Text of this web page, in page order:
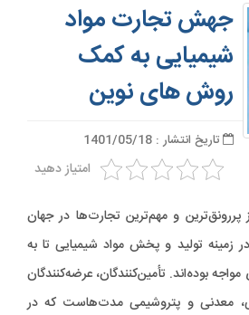
جهش تجارت مواد
شیمیایی به کمک
روش های نوین
تاریخ انتشار : 1401/05/18
امتیاز دهید
پررونق‌ترین و مهم‌ترین تجارت‌ها در جهان
تولید و پخش مواد شیمیایی تا به
بوده‌اند. تأمین‌کنندگان، عرضه‌کنندگان
معدنی و پتروشیمی مدت‌هاست که در